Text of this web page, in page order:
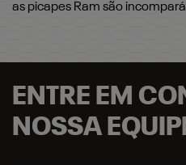
as picapes Ram são
ENTRE EM
NOSSA